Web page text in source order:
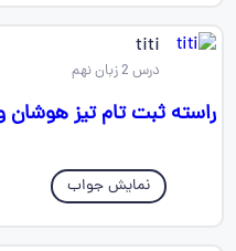
titi
درس 2 زبان نهم
راسته ثبت تام تیز
نمایش جواب